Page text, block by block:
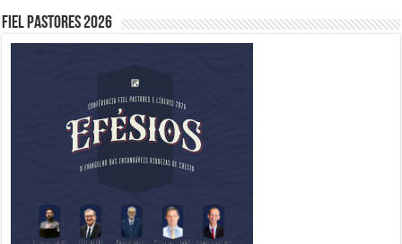
Fiel Pastores 2026